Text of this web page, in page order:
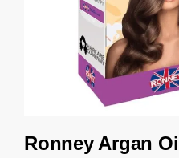
Ronney Argan